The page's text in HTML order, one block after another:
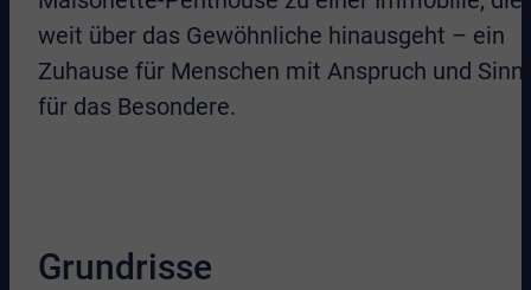
weit über das Gewöhnliche hinausgeht – ein
Zuhause für Menschen mit Anspruch und Sinn
für das Besondere.
Grundrisse